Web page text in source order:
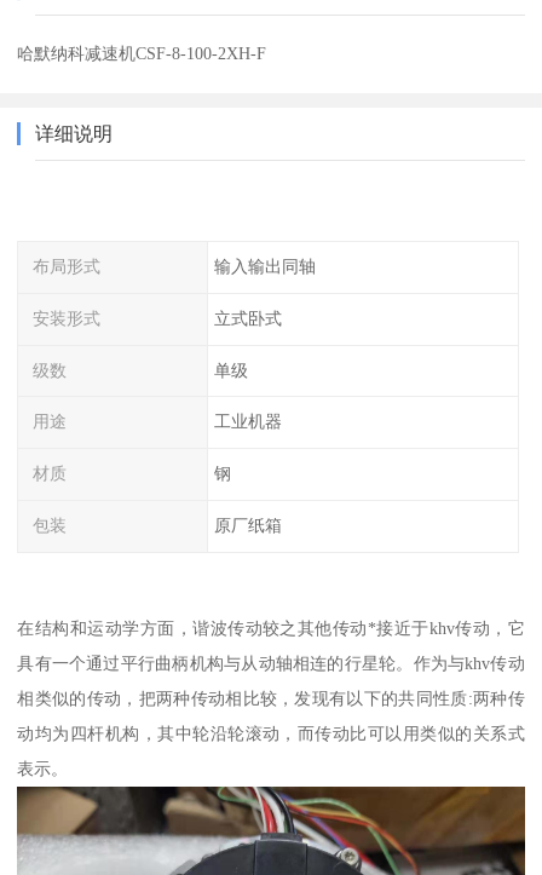
哈默纳科减速机CSF-8-100-2XH-F
详细说明
布局形式 输入输出同轴
安装形式 立式卧式
级数 单级
用途 工业机器
材质 钢
包装 原厂纸箱
在结构和运动学方面，谐波传动较之其他传动*接近于khv传动，它
具有一个通过平行曲柄机构与从动轴相连的行星轮。作为与khv传动
相类似的传动，把两种传动相比较，发现有以下的共同性质:两种传
动均为四杆机构，其中轮沿轮滚动，而传动比可以用类似的关系式
表示。